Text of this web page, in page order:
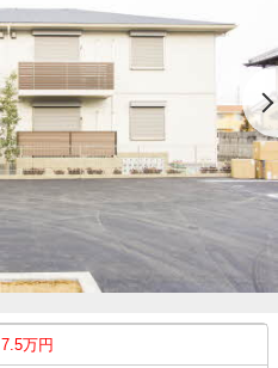
7.5万円